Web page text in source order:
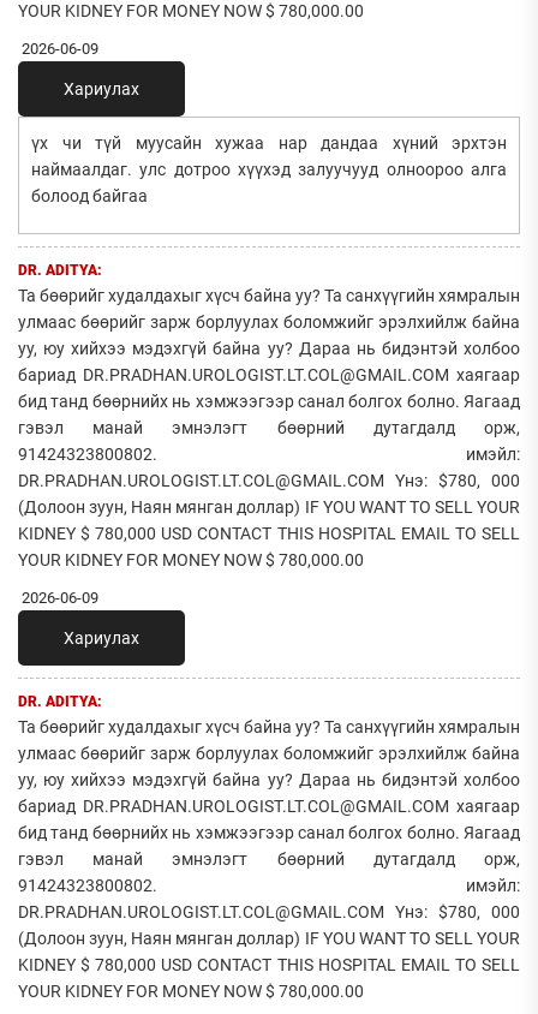
YOUR KIDNEY FOR MONEY NOW $ 780,000.00
2026-06-09
Хариулах
үх чи түй муусайн хужаа нар дандаа хүний эрхтэн
наймаалдаг. улс дотроо хүүхэд залуучууд олноороо алга
болоод байгаа
DR. ADITYA:
Та бөөрийг худалдахыг хүсч байна уу? Та санхүүгийн хямралын
улмаас бөөрийг зарж борлуулах боломжийг эрэлхийлж байна
уу, юу хийхээ мэдэхгүй байна уу? Дараа нь бидэнтэй холбоо
бариад DR.PRADHAN.UROLOGIST.LT.COL@GMAIL.COM хаягаар
бид танд бөөрнийх нь хэмжээгээр санал болгох болно. Яагаад
гэвэл манай эмнэлэгт бөөрний дутагдалд орж,
91424323800802. имэйл:
DR.PRADHAN.UROLOGIST.LT.COL@GMAIL.COM Yнэ: $780, 000
(Долоон зуун, Наян мянган доллар) IF YOU WANT TO SELL YOUR
KIDNEY $ 780,000 USD CONTACT THIS HOSPITAL EMAIL TO SELL
YOUR KIDNEY FOR MONEY NOW $ 780,000.00
2026-06-09
Хариулах
DR. ADITYA:
Та бөөрийг худалдахыг хүсч байна уу? Та санхүүгийн хямралын
улмаас бөөрийг зарж борлуулах боломжийг эрэлхийлж байна
уу, юу хийхээ мэдэхгүй байна уу? Дараа нь бидэнтэй холбоо
бариад DR.PRADHAN.UROLOGIST.LT.COL@GMAIL.COM хаягаар
бид танд бөөрнийх нь хэмжээгээр санал болгох болно. Яагаад
гэвэл манай эмнэлэгт бөөрний дутагдалд орж,
91424323800802. имэйл:
DR.PRADHAN.UROLOGIST.LT.COL@GMAIL.COM Yнэ: $780, 000
(Долоон зуун, Наян мянган доллар) IF YOU WANT TO SELL YOUR
KIDNEY $ 780,000 USD CONTACT THIS HOSPITAL EMAIL TO SELL
YOUR KIDNEY FOR MONEY NOW $ 780,000.00